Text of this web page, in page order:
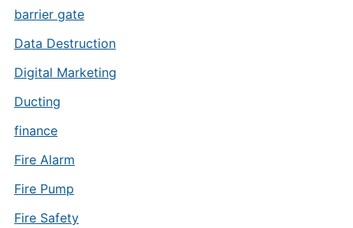
barrier gate
Data Destruction
Digital Marketing
Ducting
finance
Fire Alarm
Fire Pump
Fire Safety